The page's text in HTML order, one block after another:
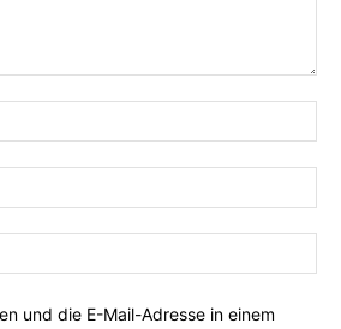
und die E-Mail-Adresse in einem